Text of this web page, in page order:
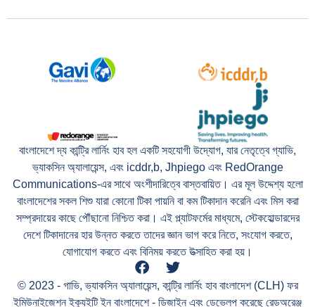
বাংলাদেশে দ্য কান্ট্রি লার্নিং হাব হল একটি সহযোগী উদ্যোগ, যার নেতৃত্বে গ্যাভি,
ভ্যাকসিন অ্যালায়েন্স, এবং icddr,b, Jhpiego এবং RedOrange
Communications-এর সাথে অংশীদারিত্বে বাস্তবায়িত। এর মূল উদ্দেশ্য হলো
বাংলাদেশের সকল শিশু যারা কোনো টিকা পায়নি বা কম টিকাদান করেনি এবং মিস করা
সম্প্রদায়ের কাছে পৌঁছানো নিশ্চিত করা। এই প্ল্যাটফর্মের মাধ্যমে, স্টেকহোল্ডারদের
দেশে টিকাদানের হার উন্নত করতে তাদের জ্ঞান ভাগ করে নিতে, সংযোগ করতে,
যোগাযোগ করতে এবং বিনিময় করতে উত্সাহিত করা হয়।
© 2023 - গাভি, ভ্যাকসিন অ্যালায়েন্স, কান্ট্রি লার্নিং হাব বাংলাদেশ (CLH) ফর
ইমিউনাইজেশন ইক্যুইটি ইন বাংলাদেশে - ডিজাইন এবং ডেভেলপ করেছেরেডঅরেঞ্জ